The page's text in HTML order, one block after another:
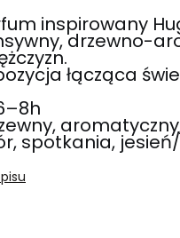
inspirowany
drzewno-
łącząca
spotkania,